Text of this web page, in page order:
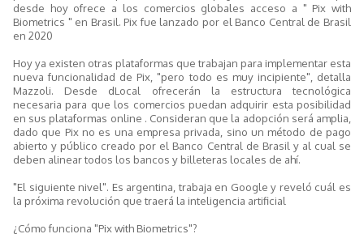
desde hoy ofrece a los comercios globales acceso a " Pix with
Biometrics " en Brasil. Pix fue lanzado por el Banco Central de Brasil
en 2020
Hoy ya existen otras plataformas que trabajan para implementar esta
nueva funcionalidad de Pix, "pero todo es muy incipiente", detalla
Mazzoli. Desde dLocal ofrecerán la estructura tecnológica
necesaria para que los comercios puedan adquirir esta posibilidad
en sus plataformas online . Consideran que la adopción será amplia,
dado que Pix no es una empresa privada, sino un método de pago
abierto y público creado por el Banco Central de Brasil y al cual se
deben alinear todos los bancos y billeteras locales de ahí.
"El siguiente nivel". Es argentina, trabaja en Google y reveló cuál es
la próxima revolución que traerá la inteligencia artificial
¿Cómo funciona "Pix with Biometrics"?